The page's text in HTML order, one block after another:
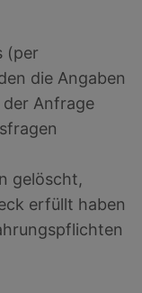
(per
die Angaben
Anfrage
gelöscht,
erfüllt haben